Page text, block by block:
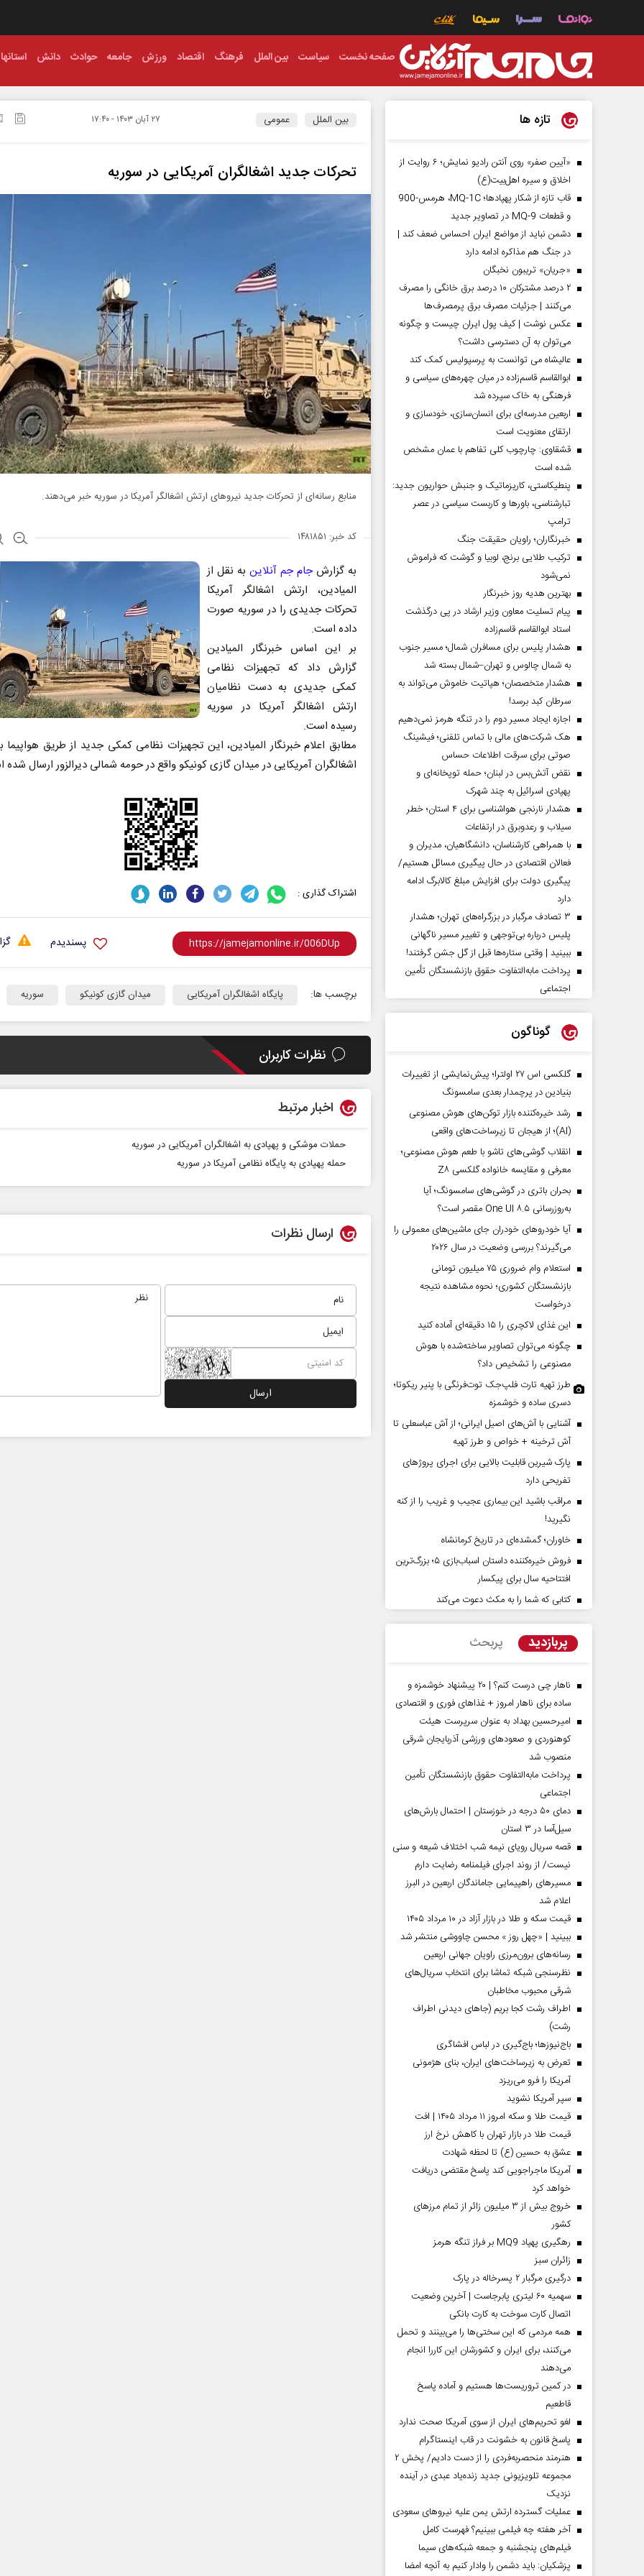
صفحه نخست سیاست بین الملل فرهنگ اقتصاد ورزش جامعه حوادث دانش استانها
بین الملل عمومی ۲۷ آبان ۱۴۰۳ - ۱۷:۴۰
تحرکات جدید اشغالگران آمریکایی در سوریه
منابع رسانه‌ای از تحرکات جدید نیروهای ارتش اشغالگر آمریکا در سوریه خبر می‌دهند.
کد خبر: ۱۴۸۱۸۵۱
به گزارشجام جم آنلاینبه نقل از
المیادین، ارتش اشغالگر آمریکا
تحرکات جدیدی را در سوریه صورت
داده است.
بر این اساس خبرنگار المیادین
گزارش داد که تجهیزات نظامی
کمکی جدیدی به دست نظامیان
ارتش اشغالگر آمریکا در سوریه
رسیده است.
مطابق اعلام خبرنگار المیادین، این تجهیزات نظامی کمکی جدید از طریق هواپیما
اشغالگران آمریکایی در میدان گازی کونیکو واقع در حومه شمالی دیرالزور ارسال
اشتراک گذاری :
پسندیدم
برچسب ها: پایگاه اشغالگران آمریکایی میدان گازی کونیکو سوریه
نظرات کاربران
اخبار مرتبط
حملات موشکی و پهپادی به اشغالگران آمریکایی در سوریه
حمله پهپادی به پایگاه نظامی آمریکا در سوریه
ارسال نظرات
تازه ها
«آیین صفر» روی آنتن رادیو نمایش؛ ۶ روایت از
اخلاق و سیره اهل‌بیت(ع)
قاب تازه از شکار پهپادها؛ MQ-1C، هرمس-900
و قطعات MQ-9 در تصاویر جدید
دشمن نباید از مواضع ایران احساس ضعف کند |
در جنگ هم مذاکره ادامه دارد
«جریان» تریبون نخبگان
۲ درصد مشترکان ۱۰ درصد برق خانگی را مصرف
می‌کنند | جزئیات مصرف برق پرمصرف‌ها
عکس نوشت | کیف پول ایران چیست و چگونه
می‌توان به آن دسترسی داشت؟
عالیشاه می توانست به پرسپولیس کمک کند
ابوالقاسم قاسم‌زاده در میان چهره‌های سیاسی و
فرهنگی به خاک سپرده شد
اربعین مدرسه‌ای برای انسان‌سازی، خودسازی و
ارتقای معنویت است
قشقاوی: چارچوب کلی تفاهم با عمان مشخص
شده است
پنطیکاستی، کاریزماتیک و جنبش حواریون جدید:
تبارشناسی، باور‌ها و کاربست سیاسی در عصر
ترامپ
خبرنگاران؛ راویان حقیقت جنگ
ترکیب طلایی برنج، لوبیا و گوشت که فراموش
نمی‌شود
بهترین هدیه روز خبرنگار
پیام تسلیت معاون وزیر ارشاد در پی درگذشت
استاد ابوالقاسم قاسم‌زاده
هشدار پلیس برای مسافران شمال؛ مسیر جنوب
به شمال چالوس و تهران–شمال بسته شد
هشدار متخصصان؛ هپاتیت خاموش می‌تواند به
سرطان کبد برسد!
اجازه ایجاد مسیر دوم را در تنگه هرمز نمی‌دهیم
هک شرکت‌های مالی با تماس تلفنی؛ فیشینگ
صوتی برای سرقت اطلاعات حساس
نقض آتش‌بس در لبنان؛ حمله توپخانه‌ای و
پهپادی اسرائیل به چند شهرک
هشدار نارنجی هواشناسی برای ۴ استان؛ خطر
سیلاب و رعدوبرق در ارتفاعات
با همراهی کارشناسان، دانشگاهیان، مدیران و
فعالان اقتصادی در حال پیگیری مسائل هستیم/
پیگیری دولت برای افزایش مبلغ کالابرگ ادامه
دارد
۳ تصادف مرگبار در بزرگراه‌های تهران؛ هشدار
پلیس درباره بی‌توجهی و تغییر مسیر ناگهانی
ببینید | وقتی ستاره‌ها قبل از گل جشن گرفتند!
پرداخت مابه‌التفاوت حقوق بازنشستگان تأمین
اجتماعی
گوناگون
گلکسی اس ۲۷ اولترا؛ پیش‌نمایشی از تغییرات
بنیادین در پرچمدار بعدی سامسونگ
رشد خیره‌کننده بازار توکن‌های هوش مصنوعی
(AI)؛ از هیجان تا زیرساخت‌های واقعی
انقلاب گوشی‌های تاشو‌ با طعم هوش مصنوعی؛
معرفی و مقایسه خانواده گلکسی Z۸
بحران باتری در گوشی‌های سامسونگ؛ آیا
به‌روزرسانی One UI ۸.۵ مقصر است؟
آیا خودروهای خودران جای ماشین‌های معمولی را
می‌گیرند؟ بررسی وضعیت در سال ۲۰۲۶
استعلام وام ضروری ۷۵ میلیون تومانی
بازنشستگان کشوری؛ نحوه مشاهده نتیجه
درخواست
این غذای لاکچری را ۱۵ دقیقه‌ای آماده کنید
چگونه می‌توان تصاویر ساخته‌شده با هوش
مصنوعی را تشخیص داد؟
طرز تهیه تارت فلپ‌جک توت‌فرنگی با پنیر ریکوتا؛
دسری ساده و خوشمزه
آشنایی با آش‌های اصیل ایرانی؛ از آش عباسعلی تا
آش ترخینه + خواص و طرز تهیه
پارک شیرین قابلیت‌ بالایی برای اجرای پروژهای
تفریحی دارد
مراقب باشید این بیماری عجیب و غریب را از کنه
نگیرید!
خاوران؛ گمشده‌ای در تاریخ کرمانشاه
فروش خیره‌کننده داستان اسباب‌بازی ۵؛ بزرگ‌ترین
افتتاحیه سال برای پیکسار
کتابی که شما را به مکث دعوت می‌کند
پربازدید پربحث
ناهار چی درست کنم؟ | ۲۰ پیشنهاد خوشمزه و
ساده برای ناهار امروز + غذاهای فوری و اقتصادی
امیرحسین بهداد به عنوان سرپرست هیئت
کوهنوردی و صعودهای ورزشی آذربایجان شرقی
منصوب شد
پرداخت مابه‌التفاوت حقوق بازنشستگان تأمین
اجتماعی
دمای ۵۰ درجه در خوزستان | احتمال بارش‌های
سیل‌آسا در ۳ استان
قصه سریال رویای نیمه شب اختلاف شیعه و سنی
نیست/ از روند اجرای فیلمنامه رضایت دارم
مسیر‌های راهپیمایی جاماندگان اربعین در البرز
اعلام شد
قیمت سکه و طلا در بازار آزاد در ۱۰ مرداد ۱۴۰۵
ببینید | «چهل روز » محسن چاووشی منتشر شد
رسانه‌های برون‌مرزی راویان جهانی اربعین
نظرسنجی شبکه تماشا برای انتخاب سریال‌های
شرقی محبوب مخاطبان
اطراف رشت کجا بریم (جاهای دیدنی اطراف
رشت)
باج‌نیوزها؛ باج‌گیری در لباس افشاگری
تعرض به زیرساخت‌های ایران، بنای هژمونی
آمریکا را فرو می‌ریزد
سپر آمریکا نشوید
قیمت طلا و سکه امروز ۱۱ مرداد ۱۴۰۵ | افت
قیمت طلا در بازار تهران با کاهش نرخ ارز
عشق به حسین (ع) تا لحظه شهادت
آمریکا ماجراجویی کند پاسخ مقتضی دریافت
خواهد کرد
خروج بیش از ۳ میلیون زائر از تمام مرز‌های
کشور
رهگیری پهپاد MQ9 بر فراز تنگه هرمز
‌زائران سبز
درگیری مرگبار ۲ پسرخاله در پارک
سهمیه ۶۰ لیتری پابرجاست | آخرین وضعیت
اتصال کارت سوخت به کارت بانکی
همه مردمی که این سختی‌ها را می‌بینند و تحمل
می‌کنند، برای ایران و کشورشان این کاررا انجام
می‌دهند
در کمین تروریست‌ها هستیم و آماده پاسخ
قاطعیم
لغو تحریم‌های ایران از سوی آمریکا صحت ندارد
پاسخ قانون به خشونت در قاب اینستاگرام
هنرمند منحصر‌به‌فردی را از دست دادیم/ پخش ۲
مجموعه تلویزیونی جدید زنده‌یاد عبدی در آینده
نزدیک
عملیات گسترده ارتش یمن علیه نیروهای سعودی
آخر هفته چه فیلمی ببینیم؟ فهرست کامل
فیلم‌های پنجشنبه و جمعه شبکه‌های سیما
پزشکیان: باید دشمن را وادار کنیم به آنچه امضا
حکایت یک تاریخ و دو زندگی
نرگس خانعلی‌زاده - روزنامه‌نگار
چرایی عقب‌نشینی ترامپ؟
پشت‌پرده تهدیدات کوتاه‏‌مدت و
صفحات نخست‌روزنامه‌ها‌ی‌چهارشنبه‌۷‌مردادماه